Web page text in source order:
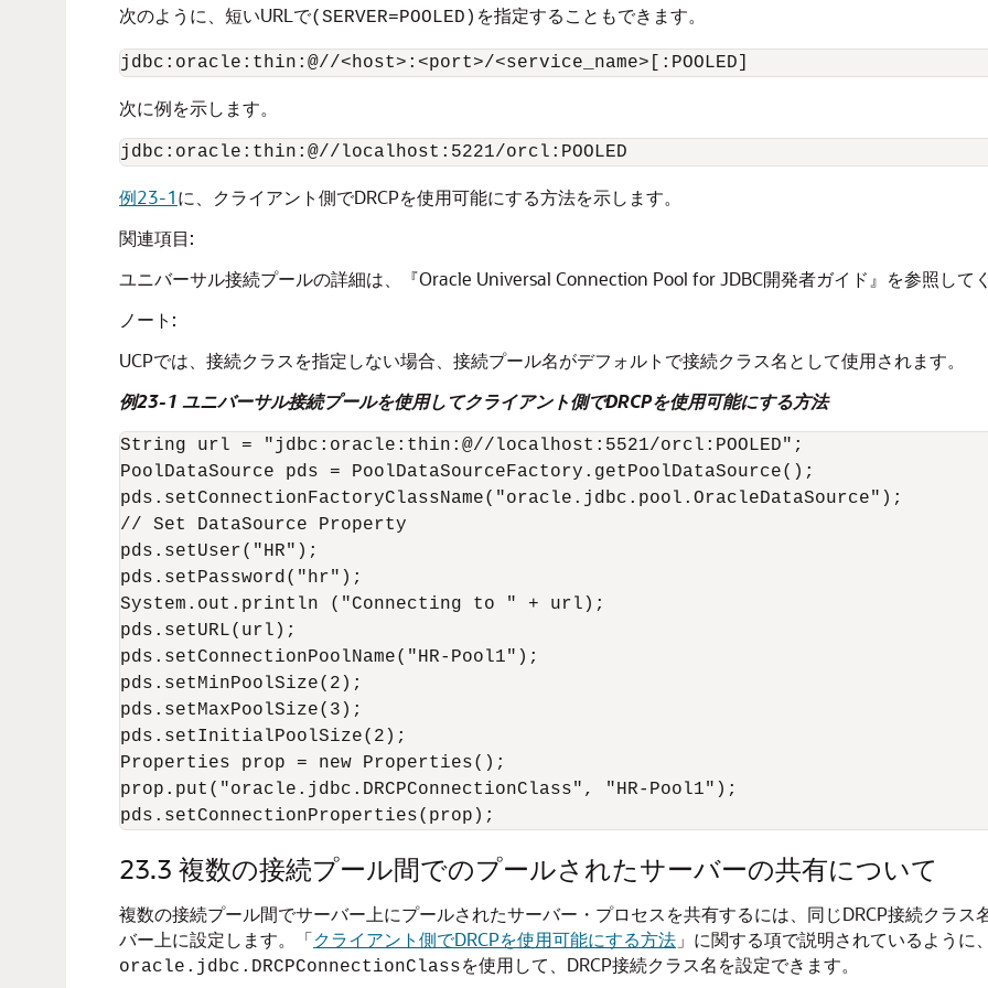
次のように、短いURLで(SERVER=POOLED) を指定することもできます。
次に例を示します。
例23-1に、クライアント側でDRCPを使用可能にする方法を示します。
関連項目:
ユニバーサル接続プールの詳細は、『Oracle Universal Connection Pool for JDBC開発者ガイド』を参照してく
ノート:
UCPでは、接続クラスを指定しない場合、接続プール名がデフォルトで接続クラス名として使用されます。
例23-1 ユニバーサル接続プールを使用してクライアント側でDRCPを使用可能にする方法
String url = "jdbc:oracle:thin:@//localhost:5521/orcl:POOLED";
PoolDataSource pds = PoolDataSourceFactory.getPoolDataSource();
pds.setConnectionFactoryClassName("oracle.jdbc.pool.OracleDataSource");
// Set DataSource Property
pds.setUser("HR");
pds.setPassword("hr");
System.out.println ("Connecting to " + url);
pds.setURL(url);
pds.setConnectionPoolName("HR-Pool1");
pds.setMinPoolSize(2);
pds.setMaxPoolSize(3);
pds.setInitialPoolSize(2);
Properties prop = new Properties();
prop.put("oracle.jdbc.DRCPConnectionClass", "HR-Pool1");
23.3 複数の接続プール間でのプールされたサーバーの共有について
複数の接続プール間でサーバー上にプールされたサーバー・プロセスを共有するには、同じDRCP接続クラ
バー上に設定します。
「クライアント側でDRCPを使用可能にする方法 」 に関する項で説明されているように
oracle.jdbc.DRCPConnectionClassを使用して、DRCP接続クラス名を設定できます。